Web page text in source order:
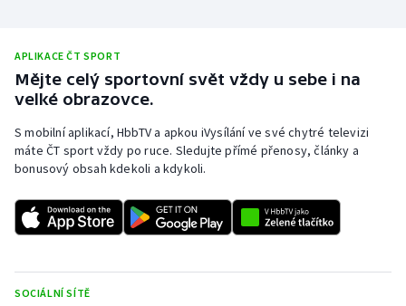
Ragby
Rychlobruslení
Rychlostní kanoistika
Sportovní střelba
Stolní tenis
APLIKACE ČT SPORT
Mějte celý sportovní svět vždy u sebe i na
velké obrazovce.
S mobilní aplikací, HbbTV a apkou iVysílání ve své chytré televizi
máte ČT sport vždy po ruce. Sledujte přímé přenosy, články a
bonusový obsah kdekoli a kdykoli.
SOCIÁLNÍ SÍTĚ